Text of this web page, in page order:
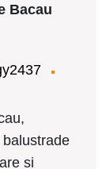
Bacau
bagy2437
si